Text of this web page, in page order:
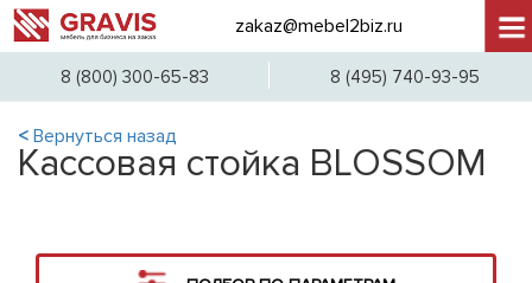
+7
zakaz@mebel2biz.ru
8 (800) 300-65-83 8 (495) 740-93-95
< Вернуться назад
Кассовая стойка BLOSSOM